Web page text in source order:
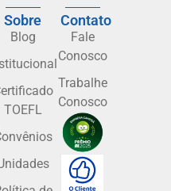
Sobre
Blog
TOEFL
Contato
Fale
Conosco
Trabalhe
Conosco